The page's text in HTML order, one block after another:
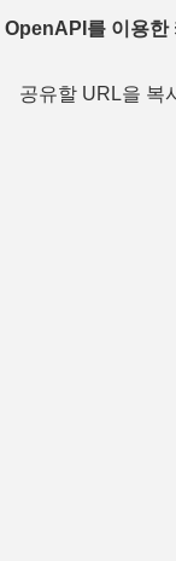
OpenAPI를 이용한
공유할 URL을 복